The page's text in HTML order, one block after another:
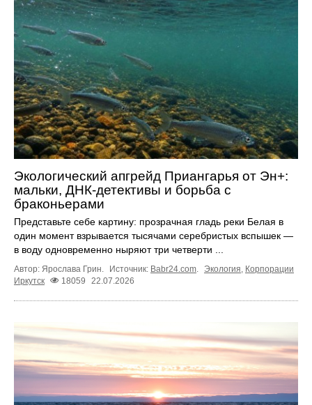
Экологический апгрейд Приангарья от Эн+:
мальки, ДНК-детективы и борьба с
браконьерами
Представьте себе картину: прозрачная гладь реки Белая в
один момент взрывается тысячами серебристых вспышек —
в воду одновременно ныряют три четверти ...
Автор: Ярослава Грин. Источник: Babr24.com. Экология, Корпорации
Иркутск
18059 22.07.2026